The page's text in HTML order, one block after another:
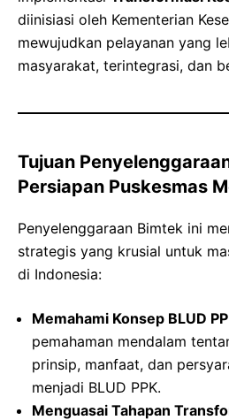
diinisiasi oleh Kementerian
mewujudkan pelayanan yang
masyarakat, terintegrasi, dan
Tujuan
Persiapan Puskesmas
Penyelenggaraan Bimtek ini
strategis yang krusial untuk
di Indonesia:
Memahami Konsep BLUD
pemahaman mendalam
prinsip, manfaat, dan
menjadi BLUD PPK.
Menguasai Tahapan